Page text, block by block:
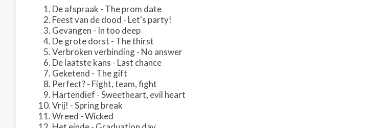
De afspraak - The prom date
Feest van de dood - Let's party!
Gevangen - In too deep
De grote dorst - The thirst
Verbroken verbinding - No answer
De laatste kans - Last chance
Geketend - The gift
Perfect? - Fight, team, fight
Hartendief - Sweetheart, evil heart
Vrij! - Spring break
Wreed - Wicked